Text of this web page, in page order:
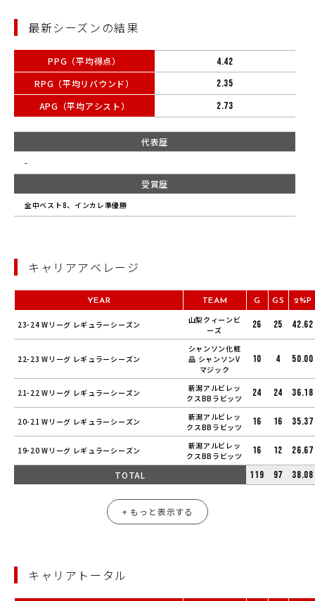
最新シーズンの結果
PPG（平均得点）
RPG（平均リバウンド）
APG（平均アシスト）
4.42
2.35
2.73
代表歴
-
受賞歴
全中ベスト8、インカレ準優勝
キャリアアベレージ
YEAR TEAM G GS 2%P
23-24 Wリーグ レギュラーシーズン
山梨クィーンビ
ーズ
26 25 42.62
22-23 Wリーグ レギュラーシーズン
シャンソン化粧
品 シャンソンV
マジック
10 4 50.00
21-22 Wリーグ レギュラーシーズン
新潟アルビレッ
クスBBラビッツ
24 24 36.18
20-21 Wリーグ レギュラーシーズン
新潟アルビレッ
クスBBラビッツ
16 16 35.37
19-20 Wリーグ レギュラーシーズン
新潟アルビレッ
クスBBラビッツ
16 12 26.67
TOTAL 119 97 38.08
+ もっと表示する
キャリアトータル